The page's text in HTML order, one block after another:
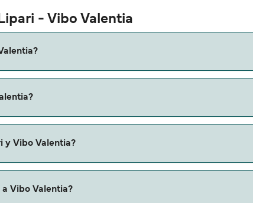
- Vibo Valentia
verifiques online la información más actualizada.
y Vibo Valentia?
Vibo Valentia?